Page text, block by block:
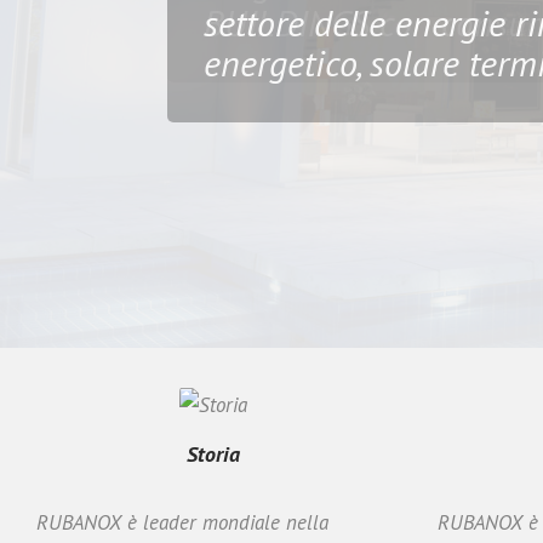
altissima efficienza
BUILDINGS con
settore delle energie
energetico, solare
di energia da fonti
ad altissima
climatizzazione …
automobilistico,
dimensioni standard
magazzino.
scambiatori di calore
settore dell’
Storia
RUBANOX è leader mondiale nella
RUBANOX